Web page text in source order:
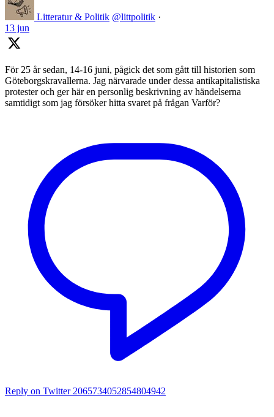
Litteratur & Politik @littpolitik ·
13 jun
För 25 år sedan, 14-16 juni, pågick det som gått till historien som
Göteborgskravallerna. Jag närvarade under dessa antikapitalistiska
protester och ger här en personlig beskrivning av händelserna
samtidigt som jag försöker hitta svaret på frågan Varför?
Reply on Twitter 2065734052854804942